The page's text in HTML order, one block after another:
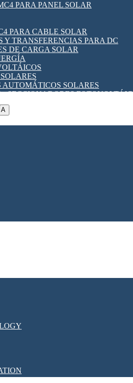
PARA PANEL SOLAR
PARA CABLE SOLAR
Y TRANSFERENCIAS PARA DC
DE CARGA SOLAR
AUTOMÁTICOS SOLARES
- SECCIONADORES
Y SECCIONADORES